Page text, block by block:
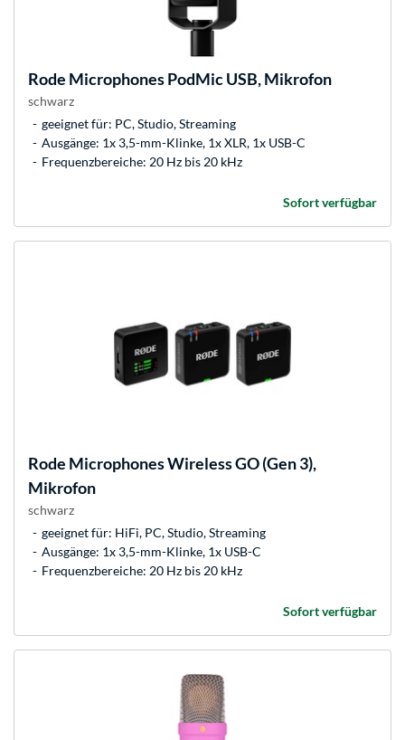
Rode MicrophonesPodMic USB, Mikrofon
schwarz
geeignet für: PC, Studio, Streaming
Ausgänge: 1x 3,5-mm-Klinke, 1x XLR, 1x USB-C
Frequenzbereiche: 20 Hz bis 20 kHz
Sofort verfügbar
Rode MicrophonesWireless GO (Gen 3),
Mikrofon
schwarz
geeignet für: HiFi, PC, Studio, Streaming
Ausgänge: 1x 3,5-mm-Klinke, 1x USB-C
Frequenzbereiche: 20 Hz bis 20 kHz
Sofort verfügbar